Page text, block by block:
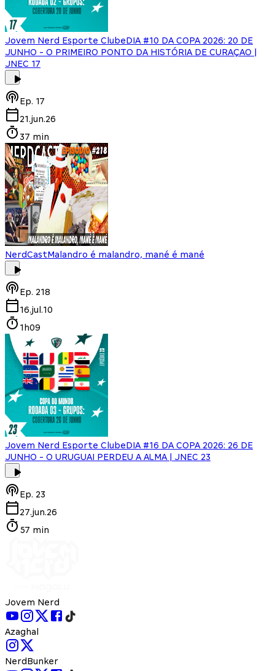
Jovem Nerd Esporte ClubeDIA #10 DA COPA 2026: 20 DE
JUNHO - O PRIMEIRO PONTO DA HISTÓRIA DE CURAÇAO |
JNEC 17
Ep. 17
21.jun.26
37 min
NerdCastMalandro é malandro, mané é mané
Ep. 218
16.jul.10
1h09
Jovem Nerd Esporte ClubeDIA #16 DA COPA 2026: 26 DE
JUNHO - O URUGUAI PERDEU A ALMA | JNEC 23
Ep. 23
27.jun.26
57 min
Jovem Nerd
Azaghal
NerdBunker